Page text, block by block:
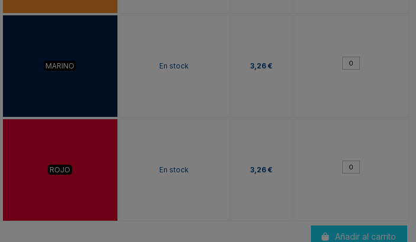
MARINO En stock 3,26 €
ROJO En stock 3,26 €
Añadir al carrito